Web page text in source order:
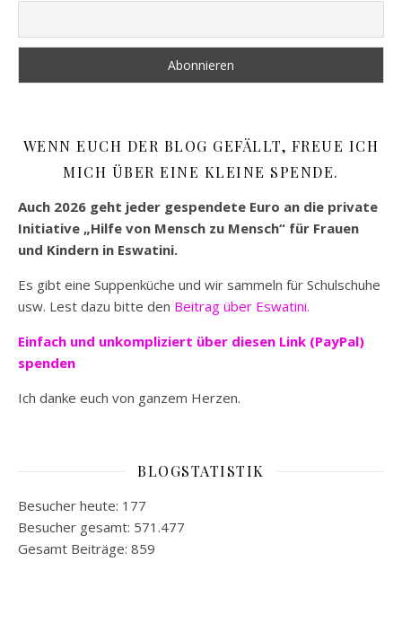
WENN EUCH DER BLOG GEFÄLLT, FREUE ICH
MICH ÜBER EINE KLEINE SPENDE.
Auch 2026 geht jeder gespendete Euro an die private
Initiative „Hilfe von Mensch zu Mensch“ für Frauen
und Kindern in Eswatini.
Es gibt eine Suppenküche und wir sammeln für Schulschuhe
usw. Lest dazu bitte den Beitrag über Eswatini.
Einfach und unkompliziert über diesen Link (PayPal)
spenden
Ich danke euch von ganzem Herzen.
BLOGSTATISTIK
Besucher heute: 177
Besucher gesamt: 571.477
Gesamt Beiträge: 859